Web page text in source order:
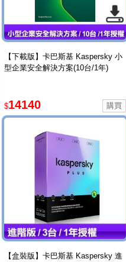
【下載版】卡巴斯基 Kaspersky 小
型企業安全解決方案(10台/1年)
$14140
【盒裝版】卡巴斯基 Kaspersky 進